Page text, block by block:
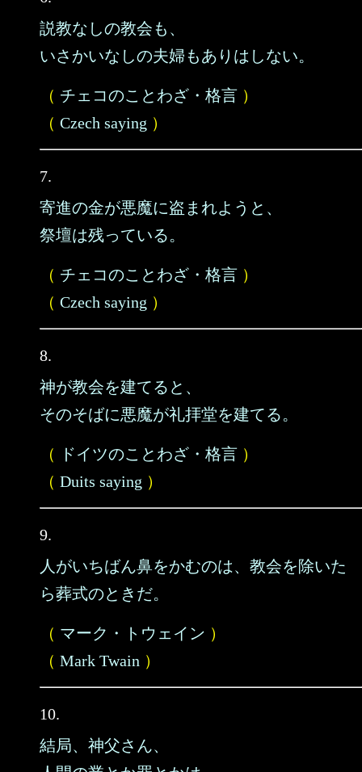
説教なしの教会も、
いさかいなしの夫婦もありはしない。
（ チェコのことわざ・格言 ）
（ Czech saying ）
7.
寄進の金が悪魔に盗まれようと、
祭壇は残っている。
（ チェコのことわざ・格言 ）
（ Czech saying ）
8.
神が教会を建てると、
そのそばに悪魔が礼拝堂を建てる。
（ ドイツのことわざ・格言 ）
（ Duits saying ）
9.
人がいちばん鼻をかむのは、教会を除いた
ら葬式のときだ。
（ マーク・トウェイン ）
（ Mark Twain ）
10.
結局、神父さん、